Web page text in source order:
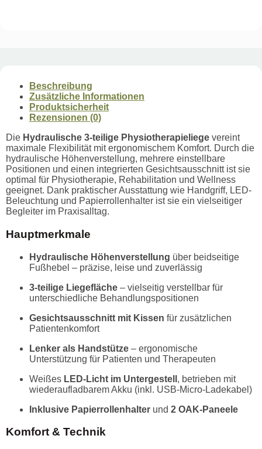
Beschreibung
Zusätzliche Informationen
Produktsicherheit
Rezensionen (0)
Die Hydraulische 3-teilige Physiotherapieliege vereint
maximale Flexibilität mit ergonomischem Komfort. Durch die
hydraulische Höhenverstellung, mehrere einstellbare
Positionen und einen integrierten Gesichtsausschnitt ist sie
optimal für Physiotherapie, Rehabilitation und Wellness
geeignet. Dank praktischer Ausstattung wie Handgriff, LED-
Beleuchtung und Papierrollenhalter ist sie ein vielseitiger
Begleiter im Praxisalltag.
Hauptmerkmale
Hydraulische Höhenverstellung über beidseitige
Fußhebel – präzise, leise und zuverlässig
3-teilige Liegefläche – vielseitig verstellbar für
unterschiedliche Behandlungspositionen
Gesichtsausschnitt mit Kissen für zusätzlichen
Patientenkomfort
Lenker als Handstütze – ergonomische
Unterstützung für Patienten und Therapeuten
Weißes LED-Licht im Untergestell , betrieben mit
wiederaufladbarem Akku (inkl. USB-Micro-Ladekabel)
Inklusive Papierrollenhalter und 2 OAK-Paneele
Komfort & Technik